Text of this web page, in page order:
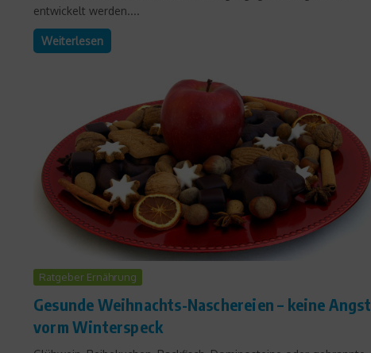
entwickelt werden....
Weiterlesen
Ratgeber Ernährung
Gesunde Weihnachts-Naschereien – keine Angst
vorm Winterspeck